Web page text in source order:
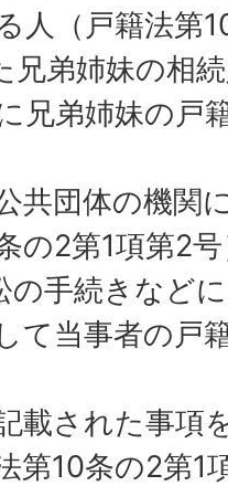
人（戸籍法第
兄弟姉妹の相
兄弟姉妹の戸
共団体の機関
の2第1項第2
の手続きなど
て当事者の戸
載された事項
第10条の2第1